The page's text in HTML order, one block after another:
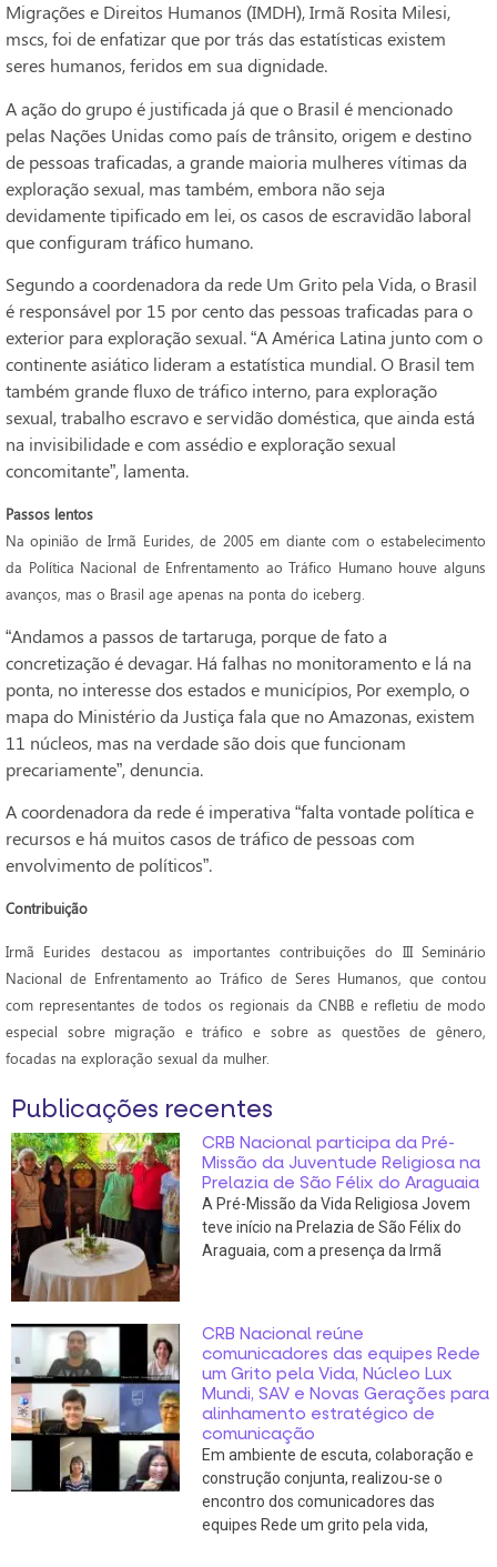
Migrações e Direitos Humanos (IMDH), Irmã Rosita Milesi,
mscs, foi de enfatizar que por trás das estatísticas existem
seres humanos, feridos em sua dignidade.
A ação do grupo é justificada já que o Brasil é mencionado
pelas Nações Unidas como país de trânsito, origem e destino
de pessoas traficadas, a grande maioria mulheres vítimas da
exploração sexual, mas também, embora não seja
devidamente tipificado em lei, os casos de escravidão laboral
que configuram tráfico humano.
Segundo a coordenadora da rede Um Grito pela Vida, o Brasil
é responsável por 15 por cento das pessoas traficadas para o
exterior para exploração sexual. “A América Latina junto com o
continente asiático lideram a estatística mundial. O Brasil tem
também grande fluxo de tráfico interno, para exploração
sexual, trabalho escravo e servidão doméstica, que ainda está
na invisibilidade e com assédio e exploração sexual
concomitante”, lamenta.
Passos lentos
Na opinião de Irmã Eurides, de 2005 em diante com o estabelecimento
da Política Nacional de Enfrentamento ao Tráfico Humano houve alguns
avanços, mas o Brasil age apenas na ponta do iceberg.
“Andamos a passos de tartaruga, porque de fato a
concretização é devagar. Há falhas no monitoramento e lá na
ponta, no interesse dos estados e municípios, Por exemplo, o
mapa do Ministério da Justiça fala que no Amazonas, existem
11 núcleos, mas na verdade são dois que funcionam
precariamente”, denuncia.
A coordenadora da rede é imperativa “falta vontade política e
recursos e há muitos casos de tráfico de pessoas com
envolvimento de políticos”.
Contribuição
Irmã Eurides destacou as importantes contribuições do III Seminário
Nacional de Enfrentamento ao Tráfico de Seres Humanos, que contou
com representantes de todos os regionais da CNBB e refletiu de modo
especial sobre migração e tráfico e sobre as questões de gênero,
focadas na exploração sexual da mulher.
Publicações recentes
CRB Nacional participa da Pré-
Missão da Juventude Religiosa na
Prelazia de São Félix do Araguaia
A Pré-Missão da Vida Religiosa Jovem
teve início na Prelazia de São Félix do
Araguaia, com a presença da Irmã
CRB Nacional reúne
comunicadores das equipes Rede
um Grito pela Vida, Núcleo Lux
Mundi, SAV e Novas Gerações para
alinhamento estratégico de
comunicação
Em ambiente de escuta, colaboração e
construção conjunta, realizou-se o
encontro dos comunicadores das
equipes Rede um grito pela vida,